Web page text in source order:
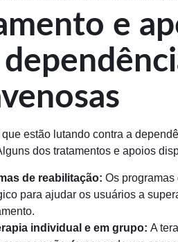
e
estão lutando contra a
dos tratamentos e apoios
de reabilitação: Os
para ajudar os usuários a
individual e em grupo: A